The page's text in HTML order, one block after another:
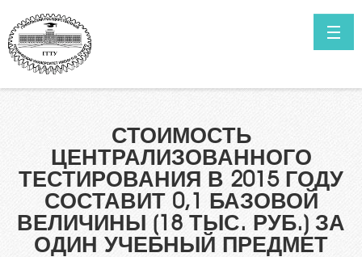
Высшее образование в сокращенные сроки обучения
Нормативные документы
Специальности
Информация о ходе приёмной кампании
Мы в Telegram
ИТОГИ ПРИЁМА ПРОШЛЫХ ЛЕТ
САЙТ УНИВЕРСИТЕТА
СТОИМОСТЬ
ЦЕНТРАЛИЗОВАННОГО
ТЕСТИРОВАНИЯ В 2015 ГОДУ
СОСТАВИТ 0,1 БАЗОВОЙ
ВЕЛИЧИНЫ (18 ТЫС. РУБ.) ЗА
ОДИН УЧЕБНЫЙ ПРЕДМЕТ